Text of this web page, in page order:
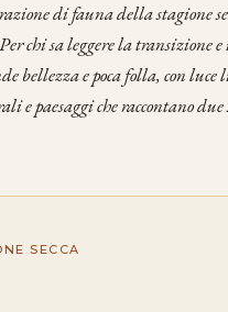
di fauna della stagione
chi sa leggere la transizione e
bellezza e poca folla, con luce
e paesaggi che raccontano
SECCA